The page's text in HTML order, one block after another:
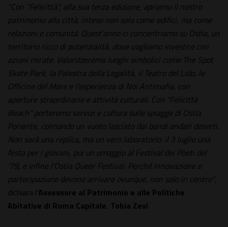
"Con "Felicittà", alla sua terza edizione, apriamo il nostro
patrimonio alla città, inteso non solo come edifici, ma come
relazioni e comunità. Quest'anno ci concentriamo su Ostia, un
territorio ricco di potenzialità, dove vogliamo investire con
azioni mirate. Valorizzeremo luoghi simbolici come The Spot
Skate Park, la Palestra della Legalità, il Teatro del Lido, le
Officine del Mare e l'esperienza di Noi Antimafia, con
aperture straordinarie e attività culturali. Con "Felicittà
Beach" porteremo servizi e cultura sulle spiagge di Ostia
Ponente, colmando un vuoto lasciato dai bandi andati deserti.
Non sarà una replica, ma un vero laboratorio: il 3 luglio una
festa per i giovani, poi un omaggio al Festival dei Poeti del
'79, e infine l'Ostia Queer Festival. Perché innovazione e
partecipazione devono arrivare ovunque, non solo in centro" ,
dichiara l'Assessore al Patrimonio e alle Politiche
Abitative di Roma Capitale, Tobia Zevi.